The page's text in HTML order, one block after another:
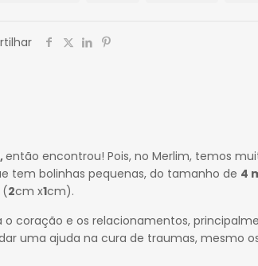
então encontrou! Pois, no Merlim, temos
tem bolinhas pequenas, do tamanho de 4
(2cm x1cm).
coração e os relacionamentos,
uma ajuda na cura de traumas, mesmo